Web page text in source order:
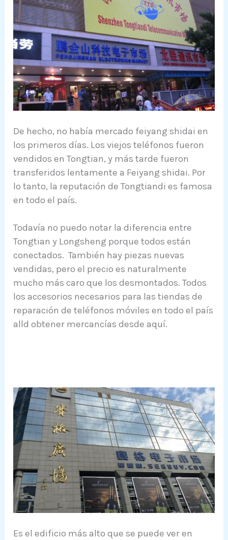
De hecho, no había mercado feiyang shidai en
los primeros días. Los viejos teléfonos fueron
vendidos en Tongtian, y más tarde fueron
transferidos lentamente a Feiyang shidai. Por
lo tanto, la reputación de Tongtiandi es famosa
en todo el país.
Todavía no puedo notar la diferencia entre
Tongtian y Longsheng porque todos están
conectados. También hay piezas nuevas
vendidas, pero el precio es naturalmente
mucho más caro que los desmontados. Todos
los accesorios necesarios para las tiendas de
reparación de teléfonos móviles en todo el país
alld obtener mercancías desde aquí.
Es el edificio más alto que se puede ver en